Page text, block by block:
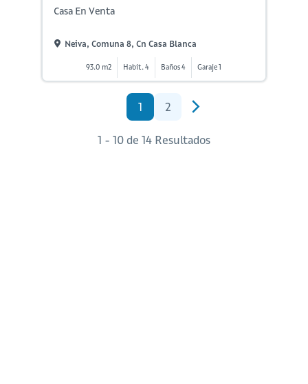
Casa En Venta
Neiva, Comuna 8, Cn Casa Blanca
93.0 m2 Habit. 4 Baños 4 Garaje 1
1 2
1 - 10 de 14 Resultados